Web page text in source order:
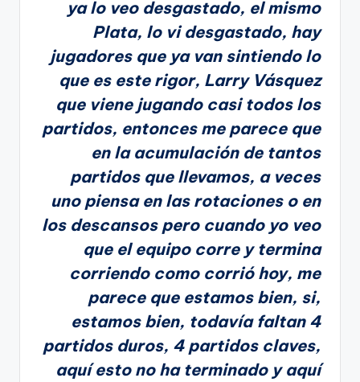
ya lo veo desgastado, el mismo
Plata, lo vi desgastado, hay
jugadores que ya van sintiendo lo
que es este rigor, Larry Vásquez
que viene jugando casi todos los
partidos, entonces me parece que
en la acumulación de tantos
partidos que llevamos, a veces
uno piensa en las rotaciones o en
los descansos pero cuando yo veo
que el equipo corre y termina
corriendo como corrió hoy, me
parece que estamos bien, si,
estamos bien, todavía faltan 4
partidos duros, 4 partidos claves,
aquí esto no ha terminado y aquí